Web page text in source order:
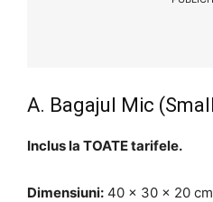
A. Bagajul Mic
Inclus la TOATE tarifele.
Dimensiuni: 40 x 30 x 20